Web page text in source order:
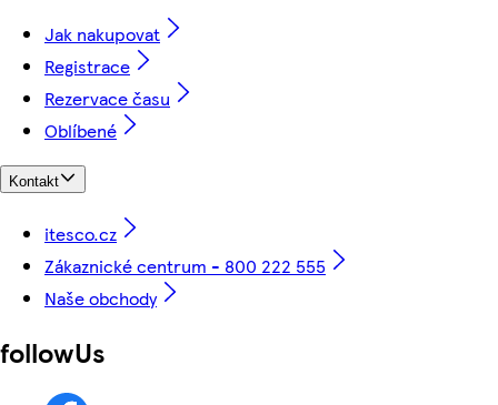
Jak nakupovat
Registrace
Rezervace času
Oblíbené
Kontakt
itesco.cz
Zákaznické centrum - 800 222 555
Naše obchody
followUs